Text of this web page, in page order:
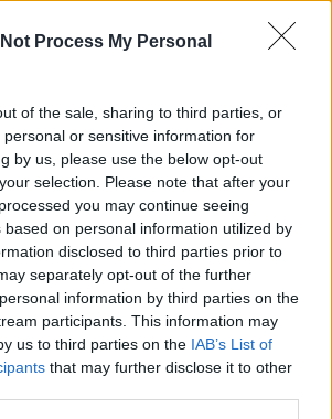
Process My Personal
of the sale, sharing to third parties, or
or sensitive information for
by us, please use the below opt-out
selection. Please note that after your
you may continue seeing
based on personal information utilized by
disclosed to third parties prior to
separately opt-out of the further
information by third parties on the
participants. This information may
us to third parties on the IAB’s List of
that may further disclose it to other